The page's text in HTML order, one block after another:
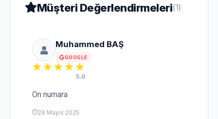
Müşteri Değerlendirmeleri(1)
Muhammed BAŞ
GOOGLE
5.0
On numara
29 Mayıs 2025